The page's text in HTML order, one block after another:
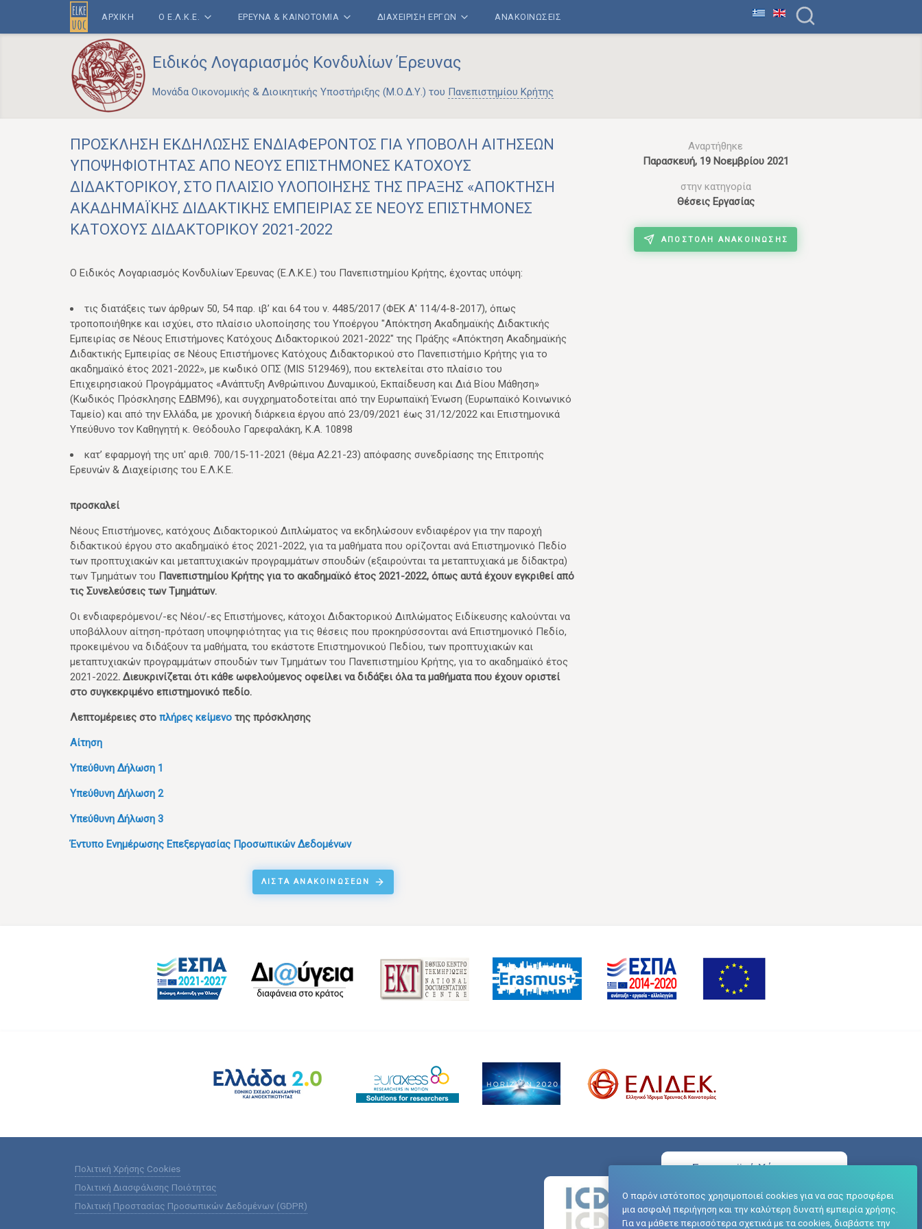
ΑΡΧΙΚΗ Ο Ε.Λ.Κ.Ε. ΕΡΕΥΝΑ & ΚΑΙΝΟΤΟΜΙΑ ΔΙΑΧΕΙΡΙΣΗ ΕΡΓΩΝ ΑΝΑΚΟΙΝΩΣΕΙΣ
Ειδικός Λογαριασμός Κονδυλίων Έρευνας
Μονάδα Οικονομικής & Διοικητικής Υποστήριξης (Μ.Ο.Δ.Υ.) του Πανεπιστημίου Κρήτης
ΠΡΟΣΚΛΗΣΗ ΕΚΔΗΛΩΣΗΣ ΕΝΔΙΑΦΕΡΟΝΤΟΣ ΓΙΑ ΥΠΟΒΟΛΗ ΑΙΤΗΣΕΩΝ
ΥΠΟΨΗΦΙΟΤΗΤΑΣ ΑΠΟ ΝΕΟΥΣ ΕΠΙΣΤΗΜΟΝΕΣ ΚΑΤΟΧΟΥΣ
ΔΙΔΑΚΤΟΡΙΚΟΥ, ΣΤΟ ΠΛΑΙΣΙΟ ΥΛΟΠΟΙΗΣΗΣ ΤΗΣ ΠΡΑΞΗΣ «ΑΠΟΚΤΗΣΗ
ΑΚΑΔΗΜΑΪΚΗΣ ΔΙΔΑΚΤΙΚΗΣ ΕΜΠΕΙΡΙΑΣ ΣΕ ΝΕΟΥΣ ΕΠΙΣΤΗΜΟΝΕΣ
ΚΑΤΟΧΟΥΣ ΔΙΔΑΚΤΟΡΙΚΟΥ 2021-2022
O Ειδικός Λογαριασμός Κονδυλίων Έρευνας (Ε.Λ.Κ.Ε.) του Πανεπιστημίου Κρήτης, έχοντας υπόψη:
τις διατάξεις των άρθρων 50, 54 παρ. ιβ’ και 64 του ν. 4485/2017 (ΦΕΚ Α' 114/4-8-2017), όπως
τροποποιήθηκε και ισχύει, στο πλαίσιο υλοποίησης του Υποέργου "Απόκτηση Ακαδημαϊκής Διδακτικής
Εμπειρίας σε Νέους Επιστήμονες Κατόχους Διδακτορικού 2021-2022" της Πράξης «Απόκτηση Ακαδημαϊκής
Διδακτικής Εμπειρίας σε Νέους Επιστήμονες Κατόχους Διδακτορικού στο Πανεπιστήμιο Κρήτης για το
ακαδημαϊκό έτος 2021-2022», με κωδικό ΟΠΣ (MIS 5129469), που εκτελείται στο πλαίσιο του
Επιχειρησιακού Προγράμματος «Ανάπτυξη Ανθρώπινου Δυναμικού, Εκπαίδευση και Διά Βίου Μάθηση»
(Κωδικός Πρόσκλησης ΕΔΒΜ96), και συγχρηματοδοτείται από την Ευρωπαϊκή Ένωση (Ευρωπαϊκό Κοινωνικό
Ταμείο) και από την Ελλάδα, με χρονική διάρκεια έργου από 23/09/2021 έως 31/12/2022 και Επιστημονικά
Υπεύθυνο τον Καθηγητή κ. Θεόδουλο Γαρεφαλάκη, K.A. 10898
κατ’ εφαρμογή της υπ' αριθ. 700/15-11-2021 (θέμα Α2.21-23) απόφασης συνεδρίασης της Επιτροπής
Ερευνών & Διαχείρισης του Ε.Λ.Κ.Ε.
προσκαλεί
Νέους Επιστήμονες, κατόχους Διδακτορικού Διπλώματος να εκδηλώσουν ενδιαφέρον για την παροχή
διδακτικού έργου στο ακαδημαϊκό έτος 2021-2022, για τα μαθήματα που ορίζονται ανά Επιστημονικό Πεδίο
των προπτυχιακών και μεταπτυχιακών προγραμμάτων σπουδών (εξαιρούνται τα μεταπτυχιακά με δίδακτρα)
των Τμημάτων του Πανεπιστημίου Κρήτης για το ακαδημαϊκό έτος 2021-2022, όπως αυτά έχουν εγκριθεί από
τις Συνελεύσεις των Τμημάτων.
Οι ενδιαφερόμενοι/-ες Νέοι/-ες Επιστήμονες, κάτοχοι Διδακτορικού Διπλώματος Ειδίκευσης καλούνται να
υποβάλλουν αίτηση-πρόταση υποψηφιότητας για τις θέσεις που προκηρύσσονται ανά Επιστημονικό Πεδίο,
προκειμένου να διδάξουν τα μαθήματα, του εκάστοτε Επιστημονικού Πεδίου, των προπτυχιακών και
μεταπτυχιακών προγραμμάτων σπουδών των Τμημάτων του Πανεπιστημίου Κρήτης, για το ακαδημαϊκό έτος
2021-2022. Διευκρινίζεται ότι κάθε ωφελούμενος οφείλει να διδάξει όλα τα μαθήματα που έχουν οριστεί
στο συγκεκριμένο επιστημονικό πεδίο.
Λεπτομέρειες στο πλήρες κείμενο της πρόσκλησης
Αίτηση
Υπεύθυνη Δήλωση 1
Υπεύθυνη Δήλωση 2
Υπεύθυνη Δήλωση 3
Έντυπο Ενημέρωσης Επεξεργασίας Προσωπικών Δεδομένων
ΛΊΣΤΑ ΑΝΑΚΟΙΝΏΣΕΩΝ
Αναρτήθηκε
Παρασκευή, 19 Νοεμβρίου 2021
στην κατηγορία
Θέσεις Εργασίας
ΑΠΟΣΤΟΛΉ ΑΝΑΚΟΊΝΩΣΗΣ
Πολιτική Χρήσης Cookies
Πολιτική Διασφάλισης Ποιότητας
Πολιτική Προστασίας Προσωπικών Δεδομένων (GDPR)
Ευρωπαϊκή Χάρτα του
Ο παρόν ιστότοπος χρησιμοποιεί cookies για να σας προσφέρει
μια ασφαλή περιήγηση και την καλύτερη δυνατή εμπειρία χρήσης.
Για να μάθετε περισσότερα σχετικά με τα cookies, διαβάστε την